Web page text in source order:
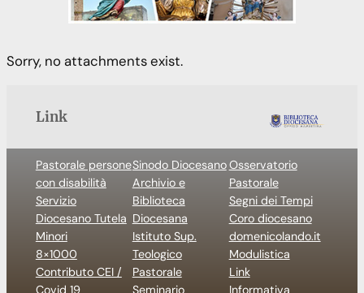
Sorry, no attachments exist.
Link
Pastorale persone
con disabilità
Servizio
Diocesano Tutela
Minori
8×1000
Contributo CEI /
Covid 19
Sinodo Diocesano
Archivio e
Biblioteca
Diocesana
Istituto Sup.
Teologico
Pastorale
Seminario
Osservatorio
Pastorale
Segni dei Tempi
Coro diocesano
domenicolando.it
Modulistica
Link
Informativa